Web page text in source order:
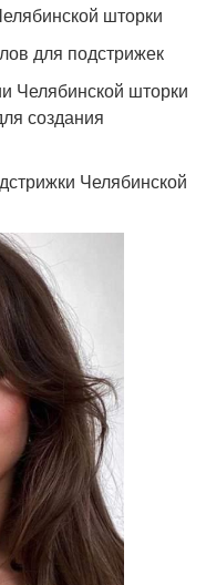
шторки
для подстрижек
Челябинской шторки
создания
Челябинской